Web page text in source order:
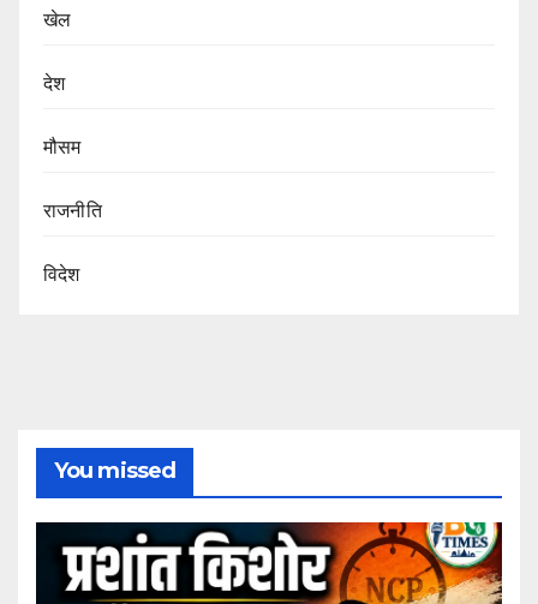
खेल
देश
मौसम
राजनीति
विदेश
You missed